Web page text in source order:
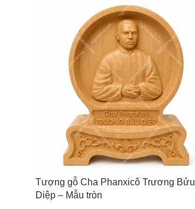
Tượng gỗ Cha Phanxicô Trương Bửu
Diệp – Mẫu tròn